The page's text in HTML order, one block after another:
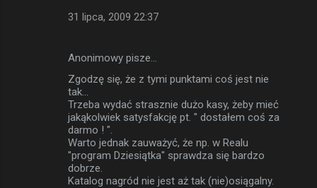
31 lipca, 2009 22:37
Anonimowy pisze…
Zgodzę się, że z tymi punktami coś jest nie
tak...
Trzeba wydać strasznie dużo kasy, żeby mieć
jakąkolwiek satysfakcję pt. " dostałem coś za
darmo ! ".
Warto jednak zauważyć, że np. w Realu
"program Dziesiątka" sprawdza się bardzo
dobrze.
Katalog nagród nie jest aż tak (nie)osiągalny.